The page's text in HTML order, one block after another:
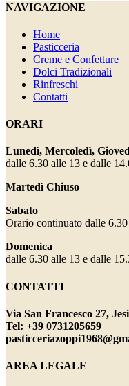
NAVIGAZIONE
Home
Pasticceria
Creme e Confetture
Dolci Tradizionali
Rinfreschi
Contatti
ORARI
Lunedì, Mercoledì,
dalle 6.30 alle 13 e dalle
Martedì Chiuso
Sabato
Orario continuato dalle
Domenica
dalle 6.30 alle 13 e dalle
CONTATTI
Via San Francesco 27,
Tel: +39 0731205659
AREA LEGALE